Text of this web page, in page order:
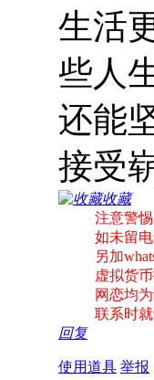
生活
些人
还能
接受
收藏
注意警惕
如未留
另加
虚拟货
网恋均
联系时
回复
使用道具 举报